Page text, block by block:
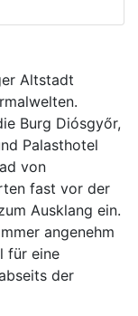
Altstadt
Burg Diósgyőr,
Palasthotel
von
fast vor der
Ausklang ein.
angenehm
für eine
der